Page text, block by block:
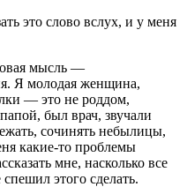
это слово вслух, и у меня
мысль —
Я молодая женщина,
— это не роддом,
был врач, звучали
сочинять небылицы,
какие-то проблемы
мне, насколько все
этого сделать.